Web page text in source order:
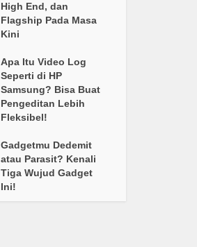
High End, dan
Flagship Pada Masa
Kini
Apa Itu Video Log
Seperti di HP
Samsung? Bisa Buat
Pengeditan Lebih
Fleksibel!
Gadgetmu Dedemit
atau Parasit? Kenali
Tiga Wujud Gadget
Ini!